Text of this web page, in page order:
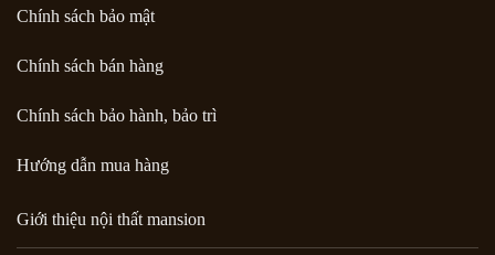
Chính sách bảo mật
Chính sách bán hàng
Chính sách bảo hành, bảo trì
Hướng dẫn mua hàng
Giới thiệu nội thất mansion